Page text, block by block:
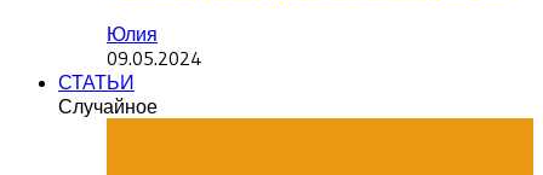
Юлия
09.05.2024
СТАТЬИ
Случайное